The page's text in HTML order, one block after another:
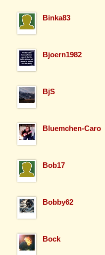
Binka83
Bjoern1982
BjS
Bluemchen-Caro
Bob17
Bobby62
Bock